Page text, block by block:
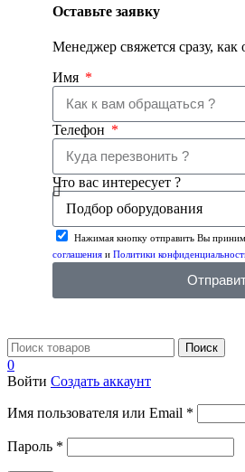
Оставьте заявку
Менеджер свяжется сразу, как
Имя
Телефон
Что вас интересует ?
Нажимая кнопку отправить Вы
соглашения и Политики
Поиск
0
Войти Создать аккаунт
Имя пользователя или Email *
Пароль *